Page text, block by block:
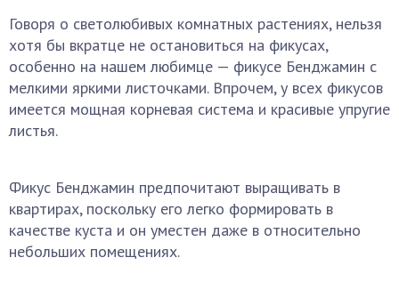
Говоря о светолюбивых комнатных растениях, нельзя
хотя бы вкратце не остановиться на фикусах,
особенно на нашем любимце — фикусе Бенджамин с
мелкими яркими листочками. Впрочем, у всех фикусов
имеется мощная корневая система и красивые упругие
листья.
Фикус Бенджамин предпочитают выращивать в
квартирах, поскольку его легко формировать в
качестве куста и он уместен даже в относительно
небольших помещениях.